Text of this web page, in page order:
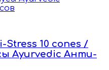
10 cones /
Ayurvedic Анти-